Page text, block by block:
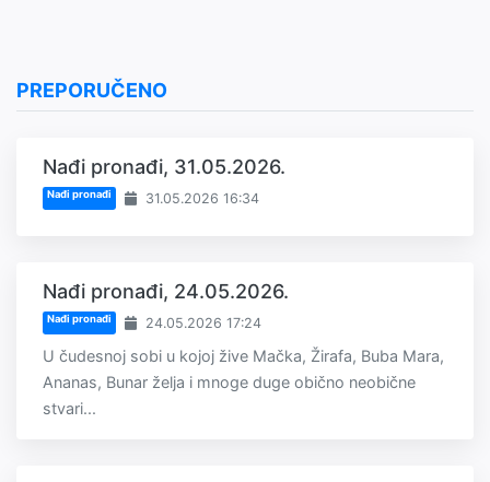
PREPORUČENO
Nađi pronađi, 31.05.2026.
Nađi pronađi 31.05.2026 16:34
Nađi pronađi, 24.05.2026.
Nađi pronađi 24.05.2026 17:24
U čudesnoj sobi u kojoj žive Mačka, Žirafa, Buba Mara,
Ananas, Bunar želja i mnoge duge obično neobične
stvari...